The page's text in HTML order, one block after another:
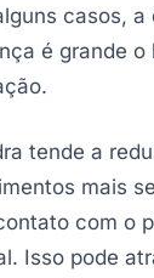
casos,
é grande o
tende a
mais
com o
Isso pode